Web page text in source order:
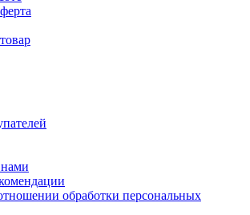
обработки персональных